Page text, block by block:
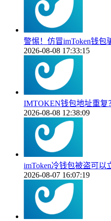
警惕！仿冒imToken钱包
2026-08-08 17:33:15
IMTOKEN钱包地址重复
2026-08-08 12:38:09
imToken冷钱包被盗可
2026-08-07 16:07:19